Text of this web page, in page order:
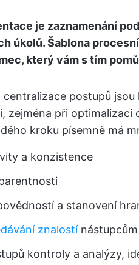
je zaznamenání
úkolů. Šablona
který vám s tím
centralizace postupů
zejména při optimalizaci
kroku písemně má
a konzistence
a stanovení
znalostínástupcům
kontroly a analýzy,